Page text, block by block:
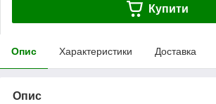
Купити
Опис Характеристики Доставка
Опис